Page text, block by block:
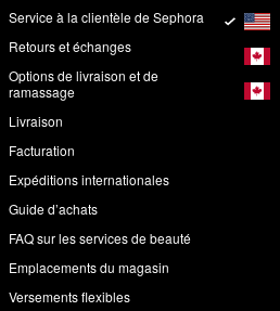
Service à la clientèle de Sephora
Retours et échanges
Options de livraison et de
ramassage
Livraison
Facturation
Expéditions internationales
Guide d’achats
FAQ sur les services de beauté
Emplacements du magasin
Versements flexibles